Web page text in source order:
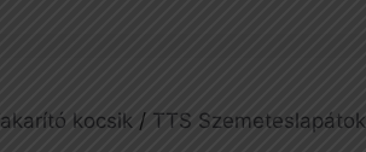
kocsik / TTS Szemeteslapátok